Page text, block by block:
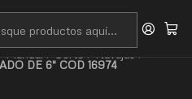
DE 6" COD 16974